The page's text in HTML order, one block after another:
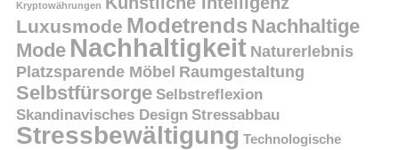
Kryptowährungen
Luxusmode Modetrends Nachhaltige
Mode Nachhaltigkeit Naturerlebnis
Platzsparende Möbel Raumgestaltung
Selbstfürsorge Selbstreflexion
Skandinavisches Design Stressabbau
Stressbewältigung Technologische